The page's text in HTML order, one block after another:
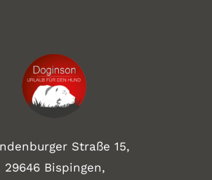
Straße 15,
29646 Bispingen,